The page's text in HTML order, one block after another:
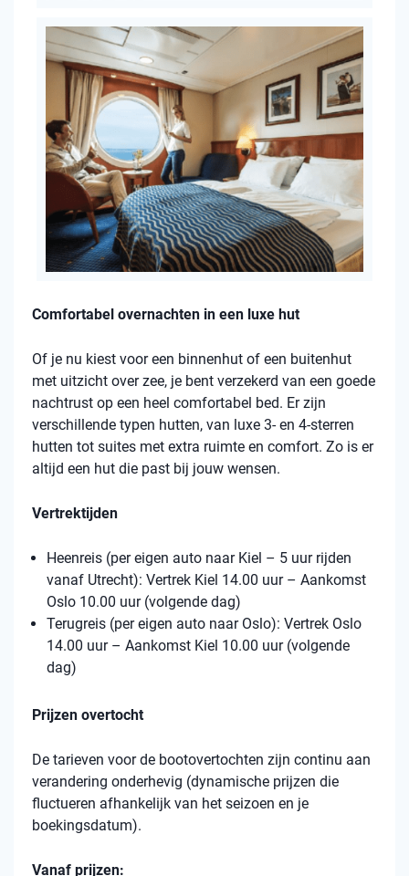
Comfortabel overnachten in een luxe hut
Of je nu kiest voor een binnenhut of een buitenhut
met uitzicht over zee, je bent verzekerd van een goede
nachtrust op een heel comfortabel bed. Er zijn
verschillende typen hutten, van luxe 3- en 4-sterren
hutten tot suites met extra ruimte en comfort. Zo is er
altijd een hut die past bij jouw wensen.
Vertrektijden
Heenreis (per eigen auto naar Kiel – 5 uur rijden
vanaf Utrecht): Vertrek Kiel 14.00 uur – Aankomst
Oslo 10.00 uur (volgende dag)
Terugreis (per eigen auto naar Oslo): Vertrek Oslo
14.00 uur – Aankomst Kiel 10.00 uur (volgende
dag)
Prijzen overtocht
De tarieven voor de bootovertochten zijn continu aan
verandering onderhevig (dynamische prijzen die
fluctueren afhankelijk van het seizoen en je
boekingsdatum).
Vanaf prijzen: